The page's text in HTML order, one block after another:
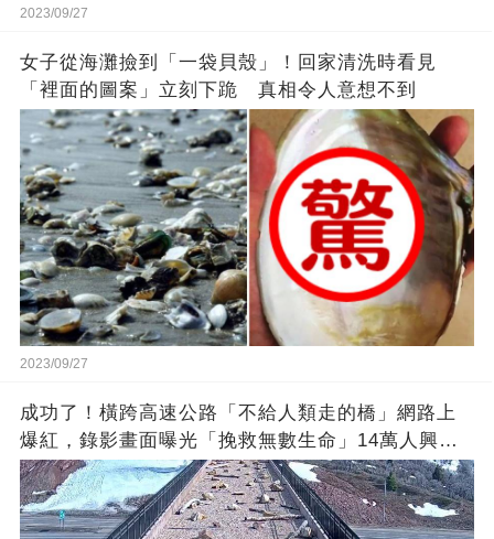
2023/09/27
女子從海灘撿到「一袋貝殼」！回家清洗時看見
「裡面的圖案」立刻下跪 真相令人意想不到
2023/09/27
成功了！橫跨高速公路「不給人類走的橋」網路上
爆紅，錄影畫面曝光「挽救無數生命」14萬人興奮
歡呼